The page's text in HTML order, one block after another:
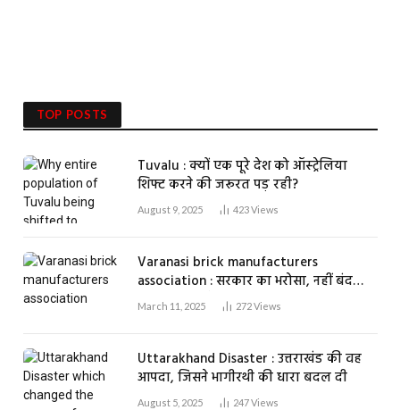
TOP POSTS
Tuvalu : क्यों एक पूरे देश को ऑस्ट्रेलिया
शिफ्ट करने की जरूरत पड़ रही?
August 9, 2025 423Views
Varanasi brick manufacturers
association : सरकार का भरोसा, नहीं बंद
होगा एक भी ईंट भट्ठा
March 11, 2025 272Views
Uttarakhand Disaster : उत्तराखंड की वह
आपदा, जिसने भागीरथी की धारा बदल दी
August 5, 2025 247Views